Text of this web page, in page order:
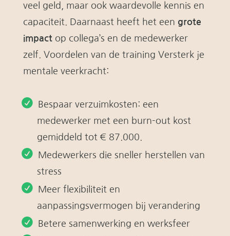
veel geld, maar ook waardevolle kennis en
capaciteit. Daarnaast heeft het een grote
impact op collega’s en de medewerker
zelf. Voordelen van de training Versterk je
mentale veerkracht:
Bespaar verzuimkosten: een
medewerker met een burn-out kost
gemiddeld tot € 87.000.
Medewerkers die sneller herstellen van
stress
Meer flexibiliteit en
aanpassingsvermogen bij verandering
Betere samenwerking en werksfeer